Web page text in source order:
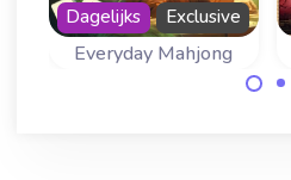
Everyday Mahjong
Dagelijks
Exclusive